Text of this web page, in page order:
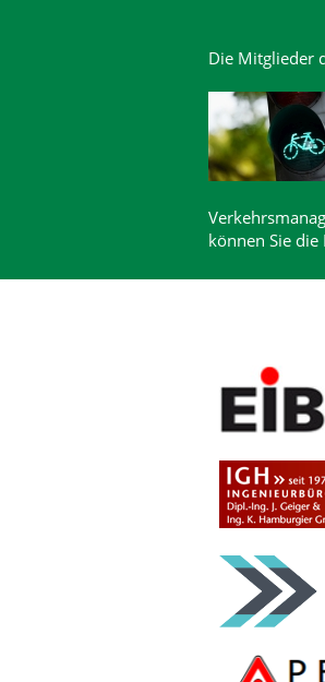
Die Mitglieder
können Sie